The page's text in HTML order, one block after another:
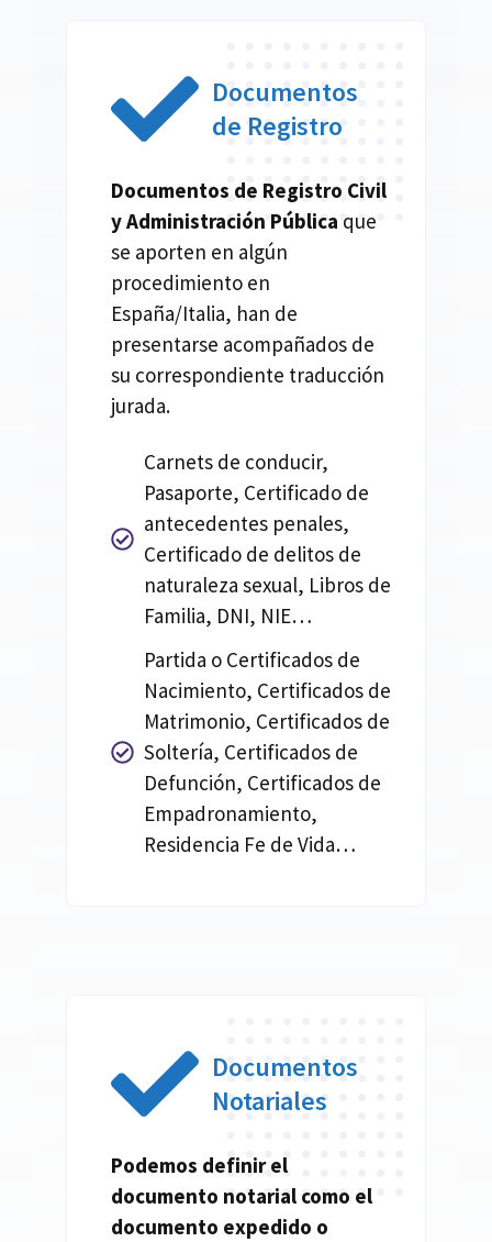
Documentos
de Registro
Documentos de Registro Civil
y Administración Pública que
se aporten en algún
procedimiento en
España/Italia, han de
presentarse acompañados de
su correspondiente traducción
jurada.
Carnets de conducir,
Pasaporte, Certificado de
antecedentes penales,
Certificado de delitos de
naturaleza sexual, Libros de
Familia, DNI, NIE…
Partida o Certificados de
Nacimiento, Certificados de
Matrimonio, Certificados de
Soltería, Certificados de
Defunción, Certificados de
Empadronamiento,
Residencia Fe de Vida…
Documentos
Notariales
Podemos definir el
documento notarial como el
documento expedido o